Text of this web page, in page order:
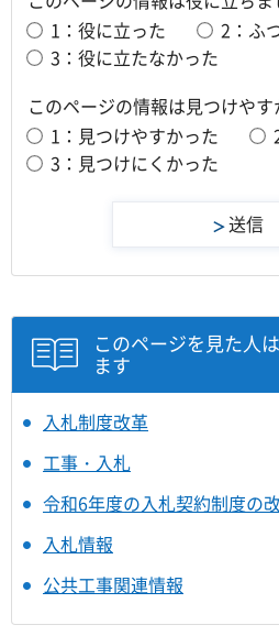
1：役に立った
2：ふ
3：役に立たなかった
このページの情報は見つけやす
1：見つけやすかった
3：見つけにくかった
このページを見た人
ます
入札制度改革
工事・入札
令和6年度の入札契約制度の
入札情報
公共工事関連情報